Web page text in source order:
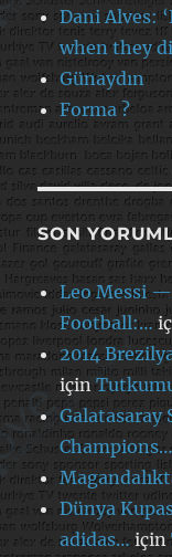
Dani Alves:
when they
Günaydın
Forma ?
SON
Leo Messi
Football:…
2014
için
Galatasaray
Champions…
Dünya
adidas…için